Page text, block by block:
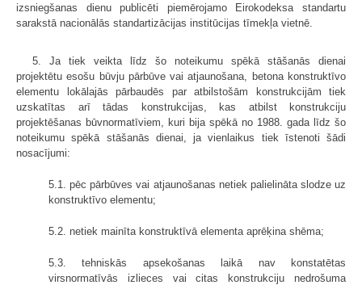
izsniegšanas dienu publicēti piemērojamo Eirokodeksa standartu
sarakstā nacionālās standartizācijas institūcijas tīmekļa vietnē.
5. Ja tiek veikta līdz šo noteikumu spēkā stāšanās dienai
projektētu esošu būvju pārbūve vai atjaunošana, betona konstruktīvo
elementu lokālajās pārbaudēs par atbilstošām konstrukcijām tiek
uzskatītas arī tādas konstrukcijas, kas atbilst konstrukciju
projektēšanas būvnormatīviem, kuri bija spēkā no 1988. gada līdz šo
noteikumu spēkā stāšanās dienai, ja vienlaikus tiek īstenoti šādi
nosacījumi:
5.1. pēc pārbūves vai atjaunošanas netiek palielināta slodze uz
konstruktīvo elementu;
5.2. netiek mainīta konstruktīvā elementa aprēķina shēma;
5.3. tehniskās apsekošanas laikā nav konstatētas
virsnormatīvās izlieces vai citas konstrukciju nedrošuma